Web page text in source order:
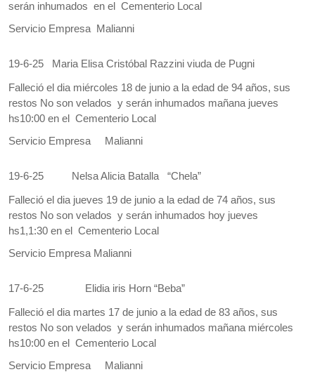
serán inhumados en el Cementerio Local
Servicio Empresa Malianni
19-6-25 Maria Elisa Cristóbal Razzini viuda de Pugni
Falleció el dia miércoles 18 de junio a la edad de 94 años, sus
restos No son velados y serán inhumados mañana jueves
hs10:00 en el Cementerio Local
Servicio Empresa Malianni
19-6-25 Nelsa Alicia Batalla “Chela”
Falleció el dia jueves 19 de junio a la edad de 74 años, sus
restos No son velados y serán inhumados hoy jueves
hs1,1:30 en el Cementerio Local
Servicio Empresa Malianni
17-6-25 Elidia iris Horn “Beba”
Falleció el dia martes 17 de junio a la edad de 83 años, sus
restos No son velados y serán inhumados mañana miércoles
hs10:00 en el Cementerio Local
Servicio Empresa Malianni